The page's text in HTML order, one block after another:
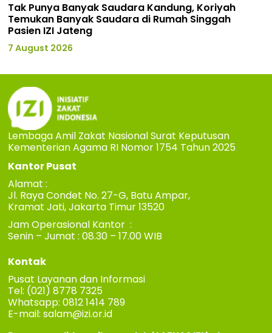
Tak Punya Banyak Saudara Kandung, Koriyah
Temukan Banyak Saudara di Rumah Singgah
Pasien IZI Jateng
7 August 2026
Lembaga Amil Zakat Nasional Surat Keputusan
Kementerian Agama RI Nomor 1754 Tahun 2025
Kantor Pusat
Alamat :
Jl. Raya Condet No. 27-G, Batu Ampar,
Kramat Jati, Jakarta Timur 13520
Jam Operasional Kantor :
Senin – Jumat : 08.30 – 17.00 WIB
Kontak
Pusat Layanan dan Informasi
Tel: (021) 8778 7325
Whatsapp: 0812 1414 789
E-mail:salam@izi.or.id